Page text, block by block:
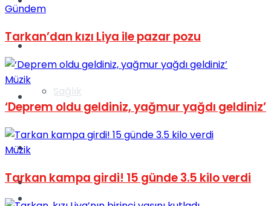
Sağlık
TV
Türkiye
Müzik
Sinema
Tatil
Gündem
Tarkan’dan kızı Liya ile pazar pozu
Müzik
‘Deprem oldu geldiniz, yağmur yağdı geldiniz’
Müzik
Tarkan kampa girdi! 15 günde 3.5 kilo verdi